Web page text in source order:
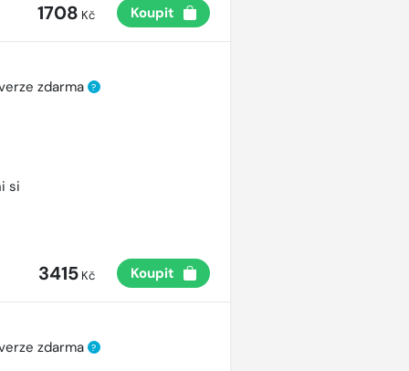
1708 Kč Koupit
zdarma ?
si
3415Kč Koupit
zdarma ?